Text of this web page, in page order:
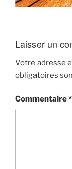
Laisser un
Votre adresse
obligatoires
Commentaire*